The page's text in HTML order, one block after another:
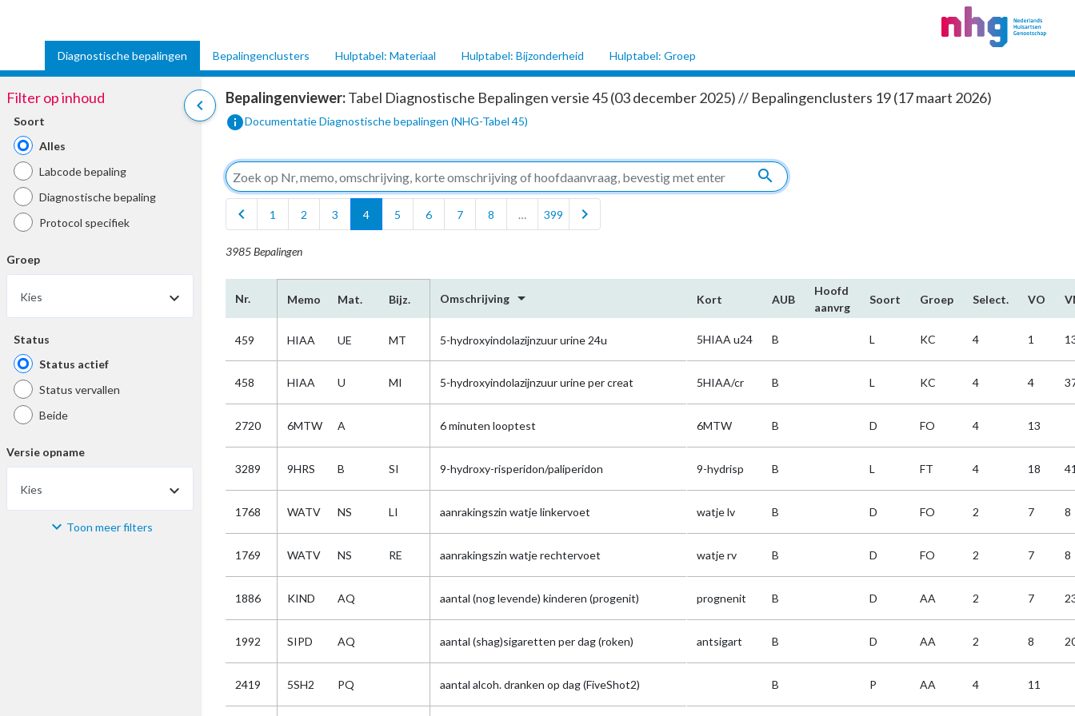
Diagnostische bepalingen Bepalingenclusters Hulptabel: Materiaal Hulptabel: Bijzonderheid Hulptabel: Groep
chevron_left
Filter op inhoud
Soort
Alles
Labcode bepaling
Diagnostische bepaling
Protocol specifiek
Groep
Kies
Status
Status actief
Status vervallen
Beide
Versie opname
Kies
Materiaal Toon meer filters
Bepalingenviewer:Tabel Diagnostische Bepalingen versie 45 (03 december 2025) // Bepalingenclusters 19 (17 maart 2026)
infoDocumentatie Diagnostische bepalingen (NHG-Tabel 45)
search
chevron_left
1 2 3 4 5 6 7 8 … 399 chevron_right
3985 Bepalingen
Nr. Memo Mat. Bijz. Omschrijving arrow_drop_down Kort AUB
Hoofd​
aanvrg
Soort Groep Select. VO
459 HIAA UE MT 5-hydroxyindolazijnzuur urine 24u 5HIAA u24 B L KC 4 1
458 HIAA U MI 5-hydroxyindolazijnzuur urine per creat 5HIAA/cr B L KC 4 4
2720 6MTW A 6 minuten looptest 6MTW B D FO 4 13
3289 9HRS B SI 9-hydroxy-risperidon/paliperidon 9-hydrisp B L FT 4 18
1768 WATV NS LI aanrakingszin watje linkervoet watje lv B D FO 2 7 8
1769 WATV NS RE aanrakingszin watje rechtervoet watje rv B D FO 2 7 8
1886 KIND AQ aantal (nog levende) kinderen (progenit) prognenit B D AA 2 7
1992 SIPD AQ aantal (shag)sigaretten per dag (roken) antsigart B D AA 2 8
2419 5SH2 PQ aantal alcoh. dranken op dag (FiveShot2) B P AA 4 11